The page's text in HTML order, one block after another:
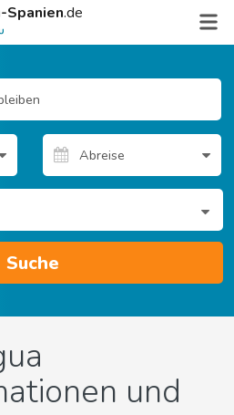
Spanien.de
Suche
und